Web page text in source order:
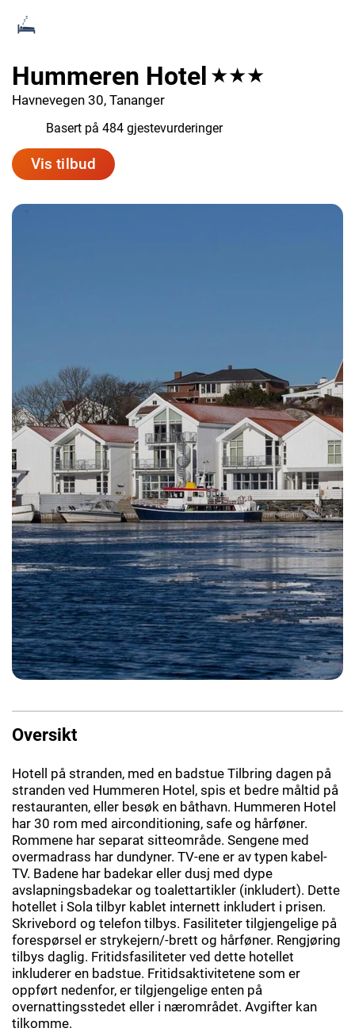
Hummeren Hotel ★★★
Havnevegen 30, Tananger
Basert på 484 gjestevurderinger
Vis tilbud
Oversikt
Hotell på stranden, med en badstue Tilbring dagen på
stranden ved Hummeren Hotel, spis et bedre måltid på
restauranten, eller besøk en båthavn. Hummeren Hotel
har 30 rom med airconditioning, safe og hårføner.
Rommene har separat sitteområde. Sengene med
overmadrass har dundyner. TV-ene er av typen kabel-
TV. Badene har badekar eller dusj med dype
avslapningsbadekar og toalettartikler (inkludert). Dette
hotellet i Sola tilbyr kablet internett inkludert i prisen.
Skrivebord og telefon tilbys. Fasiliteter tilgjengelige på
forespørsel er strykejern/-brett og hårføner. Rengjøring
tilbys daglig. Fritidsfasiliteter ved dette hotellet
inkluderer en badstue. Fritidsaktivitetene som er
oppført nedenfor, er tilgjengelige enten på
overnattingsstedet eller i nærområdet. Avgifter kan
tilkomme.